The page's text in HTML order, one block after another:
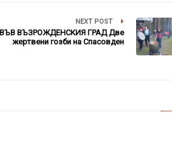
NEXT POST
ВЪВ ВЪЗРОЖДЕНСКИЯ ГРАД Две
жертвени гозби на Спасовден